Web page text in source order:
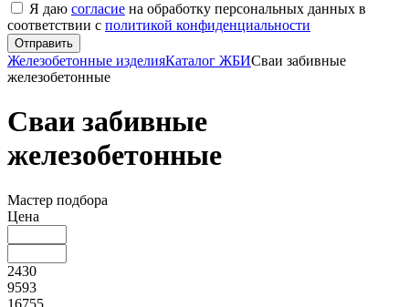
Я даю согласие на обработку персональных данных в
соответствии с политикой конфиденциальности
Железобетонные изделияКаталог ЖБИСваи забивные
железобетонные
Сваи забивные
железобетонные
Мастер подбора
Цена
2430
9593
16755